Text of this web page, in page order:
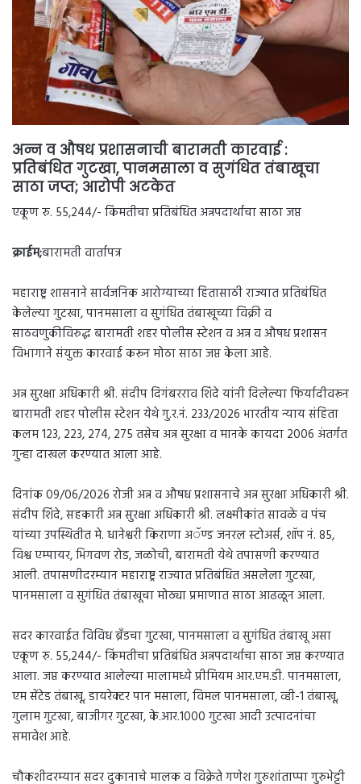
अन्न व औषध प्रशासनाची बारामती कारवाई :
प्रतिबंधित गुटखा, पानमसाला व सुगंधित तंबाखूचा
साठा जप्त; आरोपी अटकेत
एकूण रु. 55,244/- किंमतीचा प्रतिबंधित अन्नपदार्थाचा साठा जप्त
क्राईम;बारामती वार्तापत्र
महाराष्ट्र शासनाने सार्वजनिक आरोग्याच्या हितासाठी राज्यात प्रतिबंधित
केलेल्या गुटखा, पानमसाला व सुगंधित तंबाखूच्या विक्री व
साठवणुकीविरुद्ध बारामती शहर पोलीस स्टेशन व अन्न व औषध प्रशासन
विभागाने संयुक्त कारवाई करून मोठा साठा जप्त केला आहे.
अन्न सुरक्षा अधिकारी श्री. संदीप दिगंबरराव शिंदे यांनी दिलेल्या फिर्यादीवरून
बारामती शहर पोलीस स्टेशन येथे गु.र.नं. 233/2026 भारतीय न्याय संहिता
कलम 123, 223, 274, 275 तसेच अन्न सुरक्षा व मानके कायदा 2006 अंतर्गत
गुन्हा दाखल करण्यात आला आहे.
दिनांक 09/06/2026 रोजी अन्न व औषध प्रशासनाचे अन्न सुरक्षा अधिकारी श्री.
संदीप शिंदे, सहकारी अन्न सुरक्षा अधिकारी श्री. लक्ष्मीकांत सावळे व पंच
यांच्या उपस्थितीत मे. धानेश्वरी किराणा अॅण्ड जनरल स्टोअर्स, शॉप नं. 85,
विश्व एम्पायर, भिगवण रोड, जळोची, बारामती येथे तपासणी करण्यात
आली. तपासणीदरम्यान महाराष्ट्र राज्यात प्रतिबंधित असलेला गुटखा,
पानमसाला व सुगंधित तंबाखूचा मोठ्या प्रमाणात साठा आढळून आला.
सदर कारवाईत विविध ब्रँडचा गुटखा, पानमसाला व सुगंधित तंबाखू असा
एकूण रु. 55,244/- किंमतीचा प्रतिबंधित अन्नपदार्थाचा साठा जप्त करण्यात
आला. जप्त करण्यात आलेल्या मालामध्ये प्रीमियम आर.एम.डी. पानमसाला,
एम सेंटेड तंबाखू, डायरेक्टर पान मसाला, विमल पानमसाला, व्ही-1 तंबाखू,
गुलाम गुटखा, बाजीगर गुटखा, के.आर.1000 गुटखा आदी उत्पादनांचा
समावेश आहे.
चौकशीदरम्यान सदर दुकानाचे मालक व विक्रेते गणेश गुरुशांताप्पा गुरुभेट्टी